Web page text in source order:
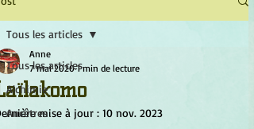
Tous les articles
Alchimie
Ancêtres
Tous les articles
Anne
7 mai 2020 1 min de lecture
mise à jour : 10 nov. 2023